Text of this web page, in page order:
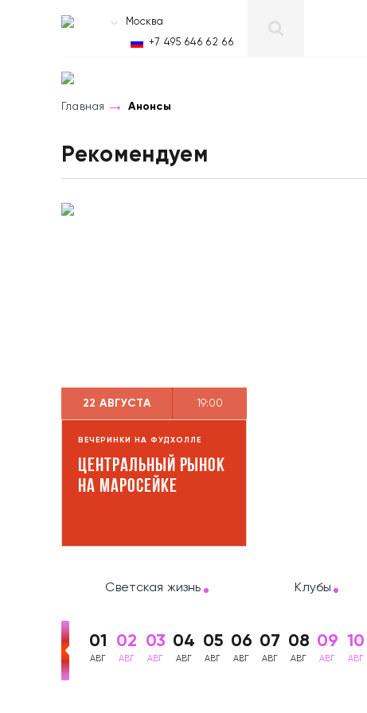
Москва
+7 495 646 62 66
Главная Анонсы
Рекомендуем
22 АВГУСТА 19:00
ВЕЧЕРИНКИ НА ФУДХОЛЛЕ
Центральный рынок
на Маросейке
Светская жизнь Клубы
01
АВГ
02
АВГ
03
АВГ
04
АВГ
05
АВГ
06
АВГ
07
АВГ
08
АВГ
09
АВГ
10
АВГ